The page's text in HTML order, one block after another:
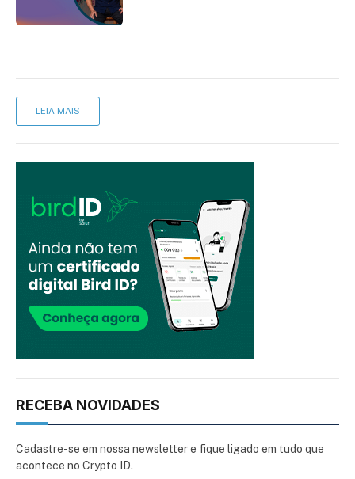
LEIA MAIS
RECEBA NOVIDADES
Cadastre-se em nossa newsletter e fique ligado em tudo que
acontece no Crypto ID.